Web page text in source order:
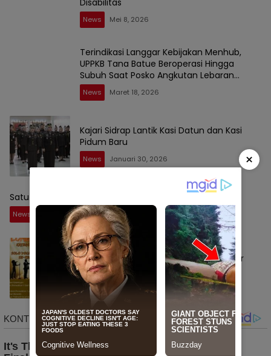
News Mei 8, 2026
Terindikasi Langgar Kebijakan Menhub,
UPPKB Tana Batue Beroperasi Hingga
Subuh Saat Posko Angkutan Lebaran
Berlangsung
News Maret 18, 2026
Kajari Sidrap Lantik Kasi Datun dan Kasi
Pidum Baru
News Januari 30, 2026
Satu topnews
News September 1, 2025
Rangkaian HUT RI Ke-80 Tingkat
Kecamatan Baranti, Panitia Bakal Gelar
Lomba Karaoke Antar Instansi dan
Masyarakat
News Agustus 20, 2025
×